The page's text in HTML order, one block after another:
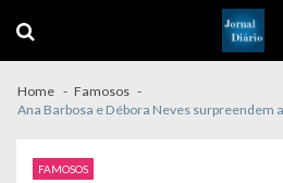
navigation
content
Home
Famosos
Ana Barbosa e Débora Neves surpreendem
FAMOSOS